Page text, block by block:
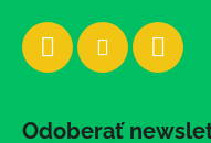
Odoberať